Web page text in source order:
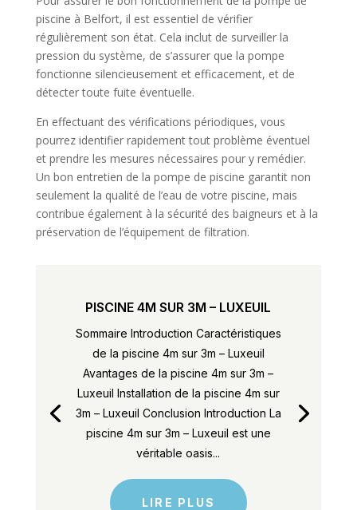
piscine à Belfort, il est essentiel de vérifier
régulièrement son état. Cela inclut de surveiller la
pression du système, de s’assurer que la pompe
fonctionne silencieusement et efficacement, et de
détecter toute fuite éventuelle.
En effectuant des vérifications périodiques, vous
pourrez identifier rapidement tout problème éventuel
et prendre les mesures nécessaires pour y remédier.
Un bon entretien de la pompe de piscine garantit non
seulement la qualité de l’eau de votre piscine, mais
contribue également à la sécurité des baigneurs et à la
préservation de l’équipement de filtration.
PISCINE 4M SUR 3M – LUXEUIL
Sommaire Introduction Caractéristiques
de la piscine 4m sur 3m – Luxeuil
Avantages de la piscine 4m sur 3m –
Luxeuil Installation de la piscine 4m sur
3m – Luxeuil Conclusion Introduction La
piscine 4m sur 3m – Luxeuil est une
véritable oasis...
LIRE PLUS